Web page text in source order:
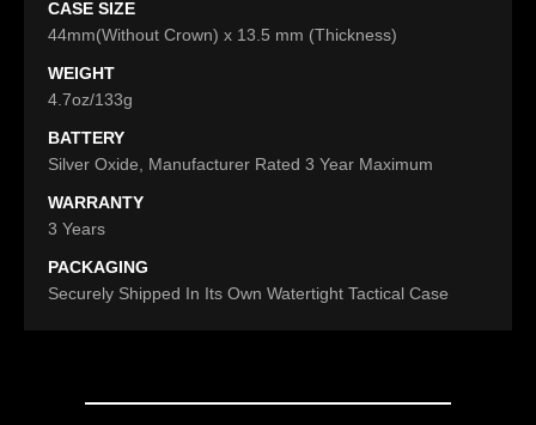
CASE SIZE
44mm(Without Crown) x 13.5 mm (Thickness)
WEIGHT
4.7oz/133g
BATTERY
Silver Oxide, Manufacturer Rated 3 Year Maximum
WARRANTY
3 Years
PACKAGING
Securely Shipped In Its Own Watertight Tactical Case